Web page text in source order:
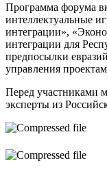
Программа форума
интеллектуальные
интеграции»,
интеграции для
предпосылки
управления
Перед участниками
эксперты из